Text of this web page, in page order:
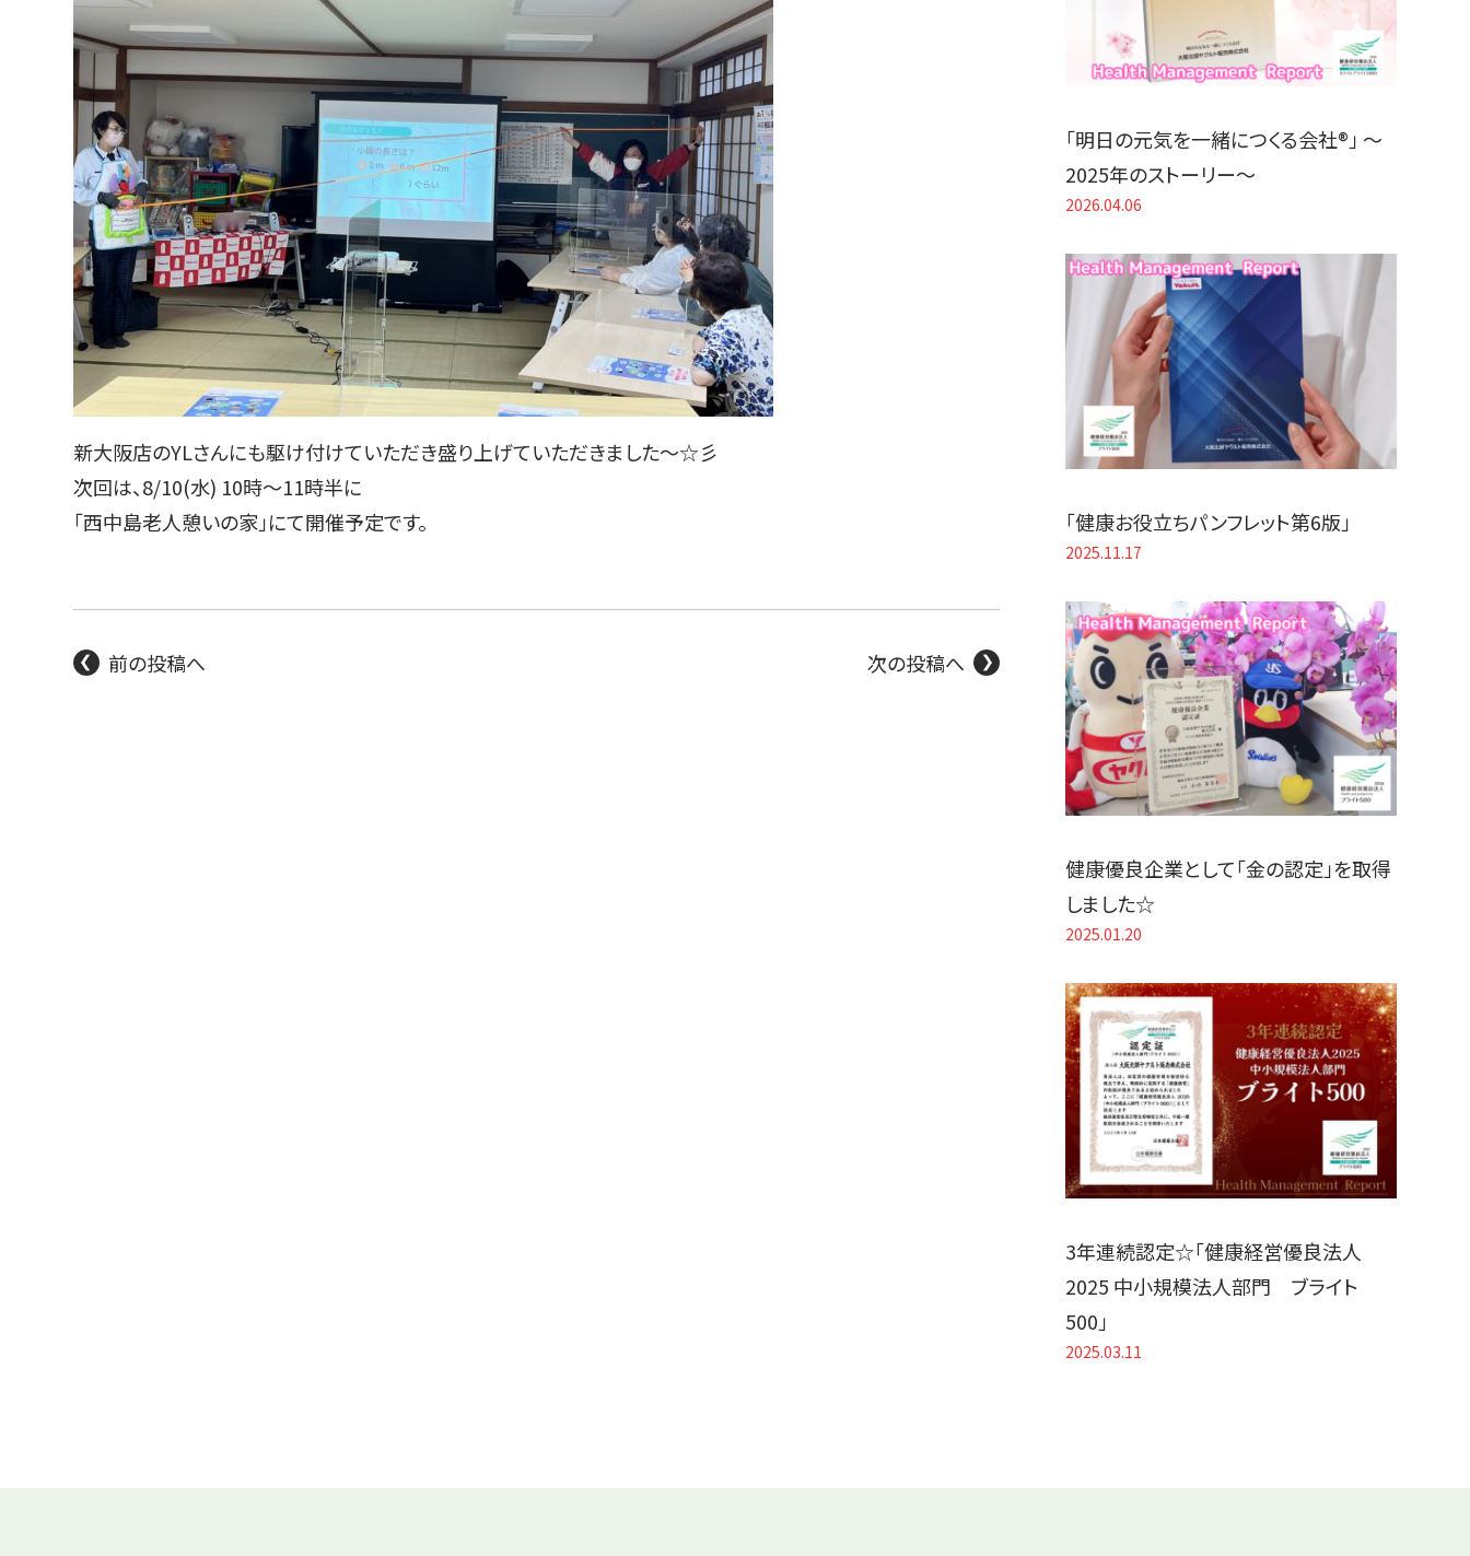
新大阪店のYLさんにも駆け付けていただき盛り上げていただきました～☆彡
次回は、8/10(水) 10時～11時半に
「西中島老人憩いの家」にて開催予定です。
前の投稿へ 次の投稿へ
「明日の元気を一緒につくる会社®」 〜
2025年のストーリー〜
2026.04.06
「健康お役立ちパンフレット第6版」
2025.11.17
健康優良企業として「金の認定」を取得
しました☆
2025.01.20
3年連続認定☆「健康経営優良法人
2025 中小規模法人部門 ブライト
500」
2025.03.11